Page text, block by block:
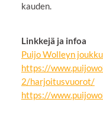
kauden.
Linkkejä ja infoa
Puijo Wolleyn
https://
2/harjoitusvuorot/
https://